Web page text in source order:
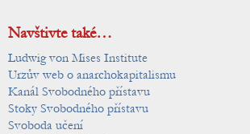
Navštivte také…
Ludwig von Mises Institute
Urzův web o anarchokapitalismu
Kanál Svobodného přístavu
Stoky Svobodného přístavu
Svoboda učení